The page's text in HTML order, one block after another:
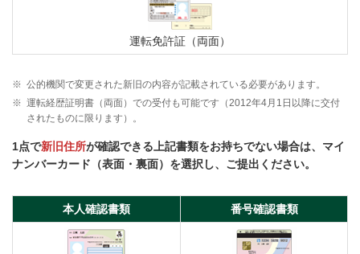
運転免許証（両面）
※ 公的機関で変更された新旧の内容が記載されている必要があります。
※ 運転経歴証明書（両面）での受付も可能です（2012年4月1日以降に交付
されたものに限ります）。
1点で新旧住所が確認できる上記書類をお持ちでない場合は、マイ
ナンバーカード（表面・裏面）を選択し、ご提出ください。
本人確認書類 番号確認書類